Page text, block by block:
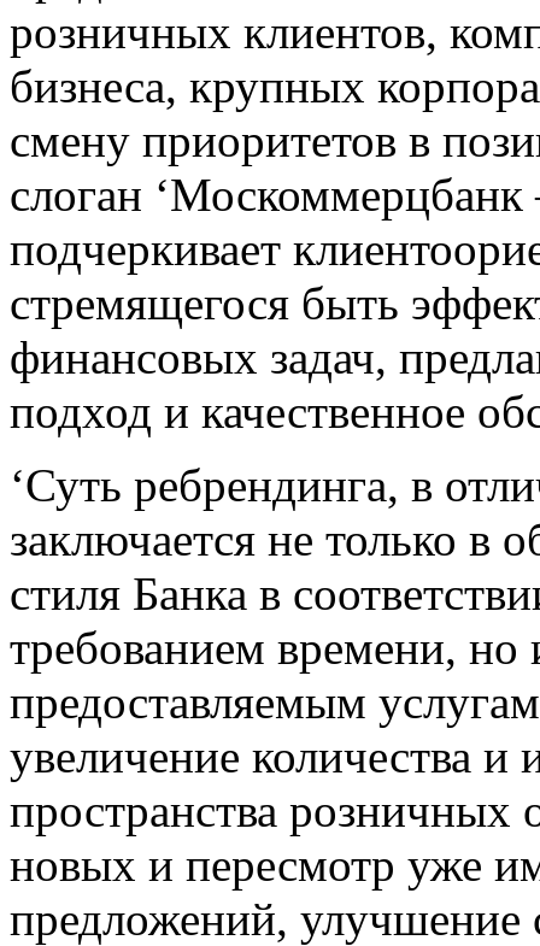
розничных клиентов,
бизнеса, крупных
смену приоритетов в
слоган
подчеркивает
стремящегося быть
финансовых задач,
подход и качественное
‘Суть ребрендинга, в
заключается не только в
стиля Банка в
требованием времени, но
предоставляемым
увеличение количества и
пространства розничных
новых и пересмотр уже
предложений, улучшение